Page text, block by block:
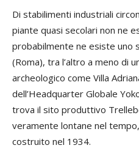
Di stabilimenti industriali
piante quasi secolari non ne
probabilmente ne esiste uno
(Roma), tra l’altro a meno di
archeologico come Villa
dell’Headquarter Globale
trova il sito produttivo
veramente lontane nel
costruito nel 1934.